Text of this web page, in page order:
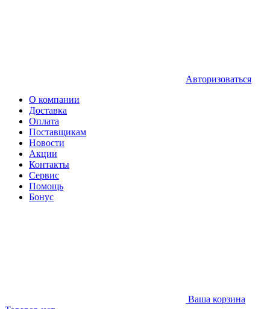
Авторизоваться
О компании
Доставка
Оплата
Поставщикам
Новости
Акции
Контакты
Сервис
Помощь
Бонус
Ваша корзина